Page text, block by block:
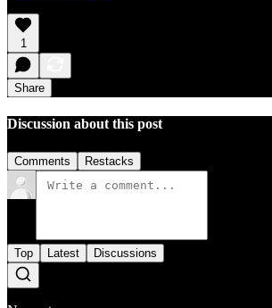
1
Share
Discussion about this post
Comments Restacks
Top Latest Discussions